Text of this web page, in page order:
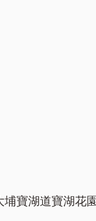
埔寶湖道寶湖花